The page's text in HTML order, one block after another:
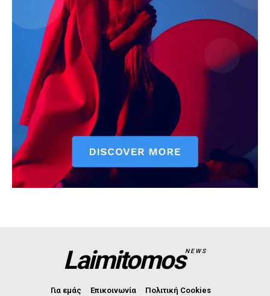
LaimitomosNEWS
Για εμάς Επικοινωνία
Πολιτική Cookies